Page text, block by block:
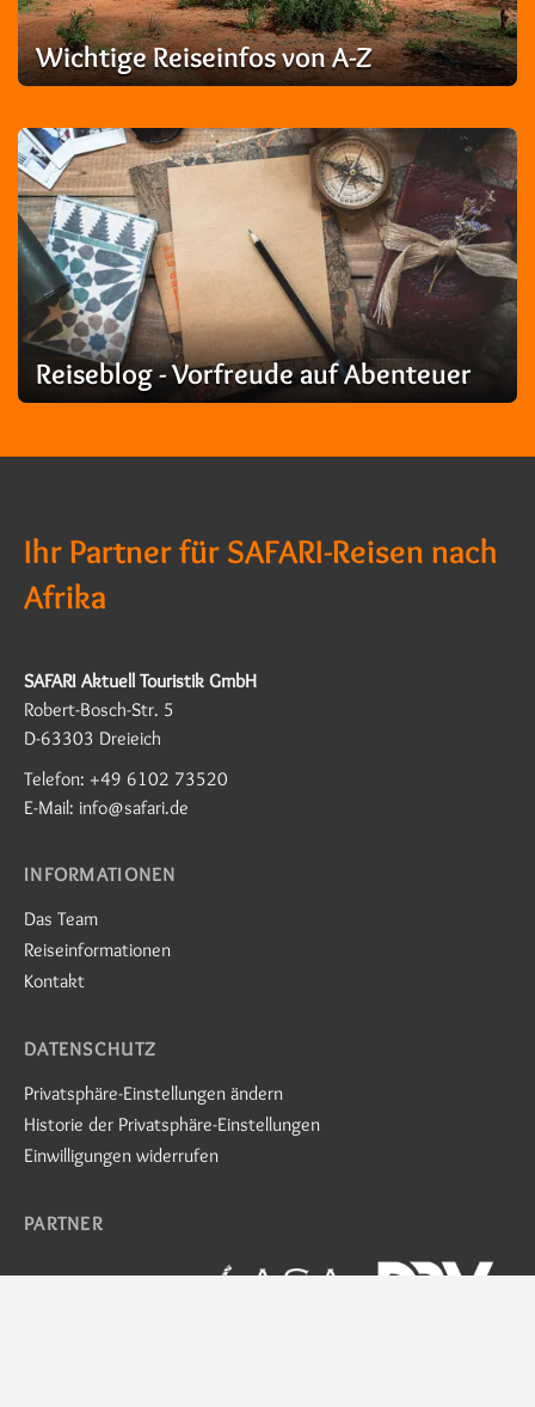
Wichtige Reiseinfos von A-Z
Reiseblog - Vorfreude auf Abenteuer
Ihr Partner für SAFARI-Reisen nach
Afrika
SAFARI Aktuell Touristik GmbH
Robert-Bosch-Str. 5
D-63303 Dreieich
Telefon: +49 6102 73520
E-Mail: info@safari.de
INFORMATIONEN
Das Team
Reiseinformationen
Kontakt
DATENSCHUTZ
Privatsphäre-Einstellungen ändern
Historie der Privatsphäre-Einstellungen
Einwilligungen widerrufen
PARTNER